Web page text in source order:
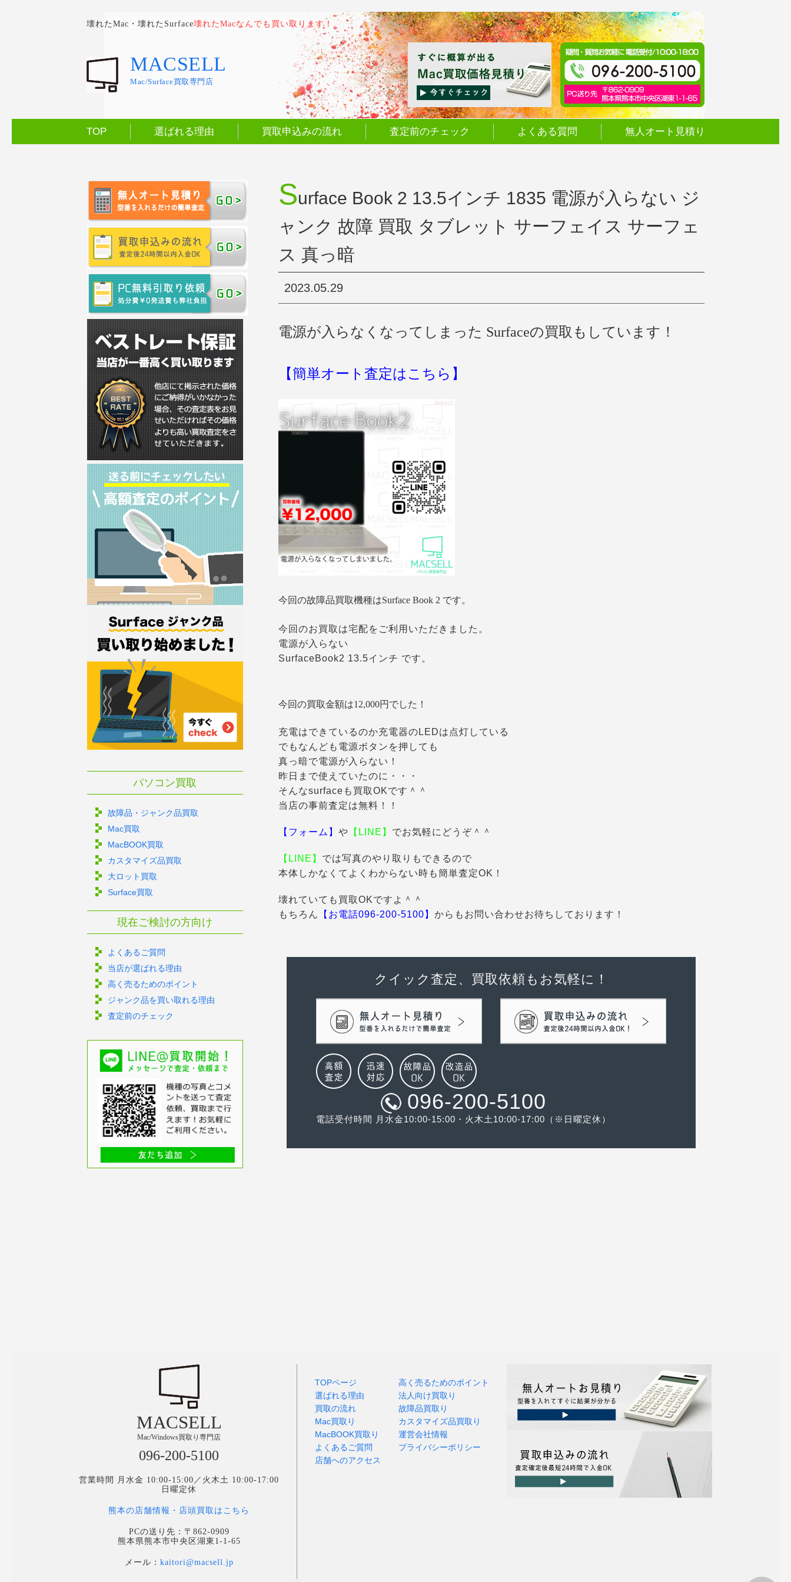
壊れたMac・壊れたSurface壊れたMacなんでも買い取ります！
MACSELL
Mac/Surface買取専門店
TOP 選ばれる理由 買取申込みの流れ 査定前のチェック よくある質問 無人オート見積り
Surface Book 2 13.5インチ 1835 電源が入らない ジ
ャンク 故障 買取 タブレット サーフェイス サーフェ
ス 真っ暗
2023.05.29
電源が入らなくなってしまった Surfaceの買取もしています！
【簡単オート査定はこちら】
今回の故障品買取機種はSurface Book 2 です。
今回のお買取は宅配をご利用いただきました。
電源が入らない
SurfaceBook2 13.5インチ です。
今回の買取金額は12,000円でした！
充電はできているのか充電器のLEDは点灯している
でもなんども電源ボタンを押しても
真っ暗で電源が入らない！
昨日まで使えていたのに・・・
そんなsurfaceも買取OKです＾＾
当店の事前査定は無料！！
【フォーム】 や 【LINE】 でお気軽にどうぞ＾＾
【LINE】 では写真のやり取りもできるので
本体しかなくてよくわからない時も簡単査定OK！
壊れていても買取OKですよ＾＾
もちろん 【お電話096-200-5100 】 からもお問い合わせお待ちしております！
クイック査定、買取依頼もお気軽に！
096-200-5100
電話受付時間 月水金10:00-15:00・火木土10:00-17:00（※日曜定休）
パソコン買取
故障品・ジャンク品買取
Mac買取
MacBOOK買取
カスタマイズ品買取
大ロット買取
Surface買取
現在ご検討の方向け
よくあるご質問
当店が選ばれる理由
高く売るためのポイント
ジャンク品を買い取れる理由
査定前のチェック
MACSELL
Mac/Windows買取り専門店
096-200-5100
営業時間 月水金 10:00-15:00／火木土 10:00-17:00
日曜定休
熊本の店舗情報・店頭買取はこちら
PCの送り先：〒862-0909
熊本県熊本市中央区湖東1-1-65
メール： kaitori@macsell.jp
TOPページ
選ばれる理由
買取の流れ
Mac買取り
MacBOOK買取り
よくあるご質問
店舗へのアクセス
高く売るためのポイント
法人向け買取り
故障品買取り
カスタマイズ品買取り
運営会社情報
プライバシーポリシー